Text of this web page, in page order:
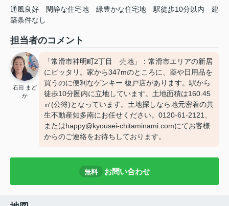
通風良好 閑静な住宅地 緑豊かな住宅地 駅徒歩10分以内
建
築条件なし
担当者のコメント
石田 まど
か
「常滑市神明町2丁目 売地」：常滑市エリアの新居
にピッタリ。家から347mのところに、薬や日用品を
買うのに便利なゲンキー 榎戸店があります。駅から
徒歩10分圏内に立地しています。土地面積は160.45
㎡(公簿)となっています。土地探しなら地元密着の共
生不動産知多南にお任せください。0120-61-2121、
またはhappy@kyousei-chitaminami.comにてお客様
からのご連絡をお待ちしております。
無料 お問い合わせ